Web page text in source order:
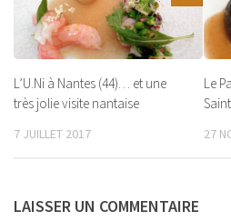
L’U.Ni à Nantes (44)… et une
très jolie visite nantaise
7 JUILLET 2017
Le
27
LAISSER UN COMMENTAIRE